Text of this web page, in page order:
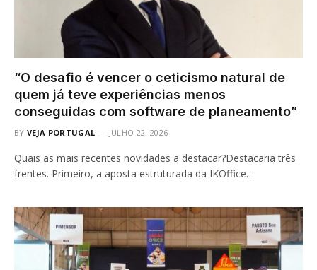
“O desafio é vencer o ceticismo natural de
quem já teve experiências menos
conseguidas com software de planeamento”
BY VEJA PORTUGAL JULHO 22, 2026
Quais as mais recentes novidades a destacar?Destacaria três
frentes. Primeiro, a aposta estruturada da IKOffice…